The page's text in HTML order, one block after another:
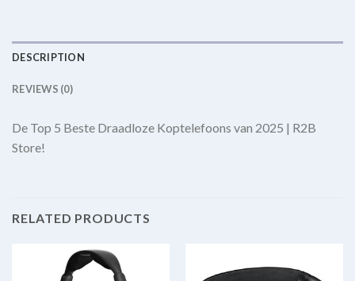
DESCRIPTION
REVIEWS (0)
De Top 5 Beste Draadloze Koptelefoons van 2025 | R2B
Store!
RELATED PRODUCTS